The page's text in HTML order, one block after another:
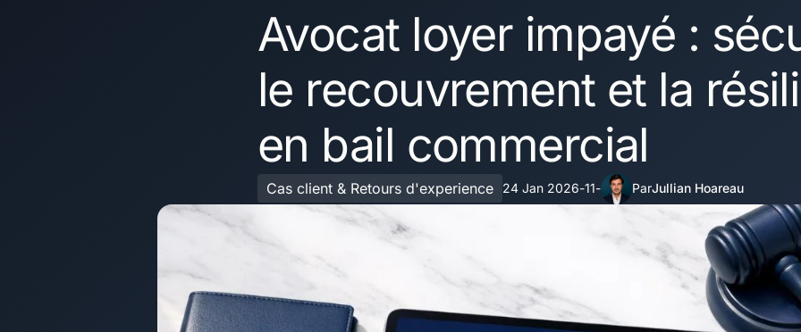
Avocat loyer impayé :
le recouvrement et la
en bail commercial
Cas client & Retours d'experience 24 Jan 2026-11- ParJullian Hoareau